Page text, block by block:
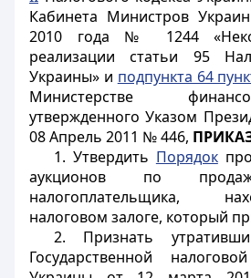
Кабинета Министров
2010 года № 1244
реализации статьи 95
Украины» и подпункта 64
Министерстве
утвержденного Указом
08 Апрель 2011 № 446,
1. Утвердить Порядок
аукционов по
налогоплательщика,
налоговом залоге, который
2. Признать
Государственной